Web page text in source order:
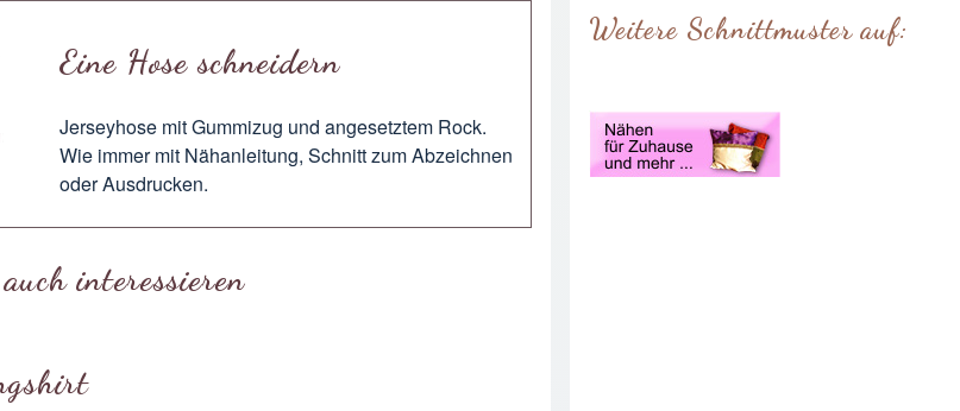
Eine Hose schneidern
Jerseyhose mit Gummizug und angesetztem Rock.
Wie immer mit Nähanleitung, Schnitt zumAbzeichnen
oderAusdrucken.
interessieren
Weitere Schnittmuster auf: